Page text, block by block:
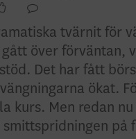
tvärnit för
över förväntan,
Det har fått
ökat.
kurs. Men redan
på